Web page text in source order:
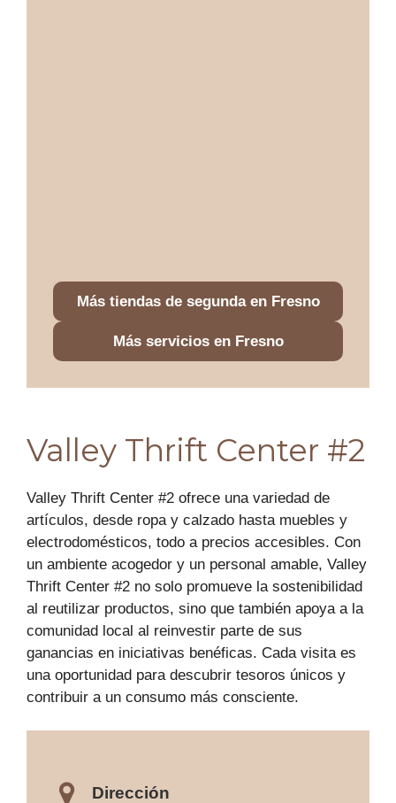
Más tiendas de segunda en Fresno
Más servicios en Fresno
Valley Thrift Center #2
Valley Thrift Center #2 ofrece una variedad de
artículos, desde ropa y calzado hasta muebles y
electrodomésticos, todo a precios accesibles. Con
un ambiente acogedor y un personal amable, Valley
Thrift Center #2 no solo promueve la sostenibilidad
al reutilizar productos, sino que también apoya a la
comunidad local al reinvestir parte de sus
ganancias en iniciativas benéficas. Cada visita es
una oportunidad para descubrir tesoros únicos y
contribuir a un consumo más consciente.
Dirección